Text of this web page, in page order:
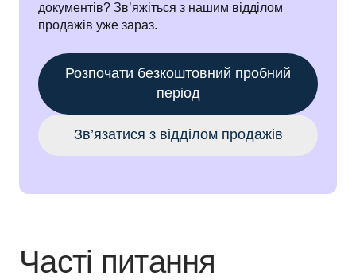
документів? Зв’яжіться з нашим відділом
продажів уже зараз.
Розпочати безкоштовний пробний
період
Зв’язатися з відділом продажів
Часті питання